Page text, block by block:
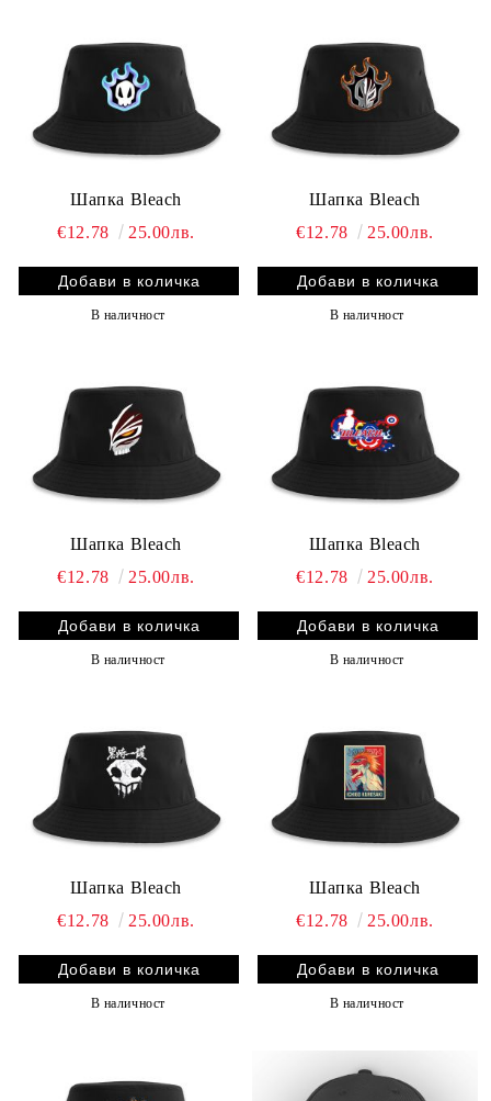
Шапка Bleach
€12.78
25.00лв.
В наличност
Шапка Bleach
€12.78
25.00лв.
В наличност
Шапка Bleach
€12.78
25.00лв.
В наличност
Шапка Bleach
€12.78
25.00лв.
В наличност
Шапка Bleach
€12.78
25.00лв.
В наличност
Шапка Bleach
€12.78
25.00лв.
В наличност